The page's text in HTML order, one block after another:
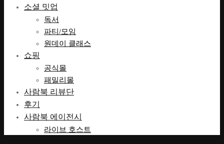
소셜 밋업
독서
파티/모임
원데이 클래스
쇼핑
공식몰
패밀리몰
사람북 리뷰단
후기
사람북 에이전시
라이브 호스트